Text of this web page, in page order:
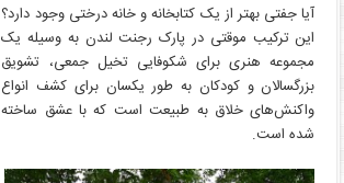
آیا جفتی بهتر از یک کتابخانه و خانه درختی وجود دارد؟
این ترکیب موقتی در پارک رجنت لندن به وسیله یک
مجموعه هنری برای شکوفایی تخیل جمعی، تشویق
بزرگسالان و کودکان به طور یکسان برای کشف انواع
واکنش‌های خلاق به طبیعت است که با عشق ساخته
شده است.